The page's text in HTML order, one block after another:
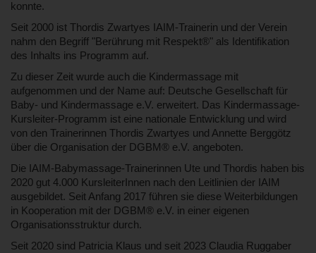
konnte.
Seit 2000 ist Thordis Zwartyes IAIM-Trainerin und der Verein
nahm den Begriff "Berührung mit Respekt®" als Identifikation
des Inhalts ins Programm auf.
Zu dieser Zeit wurde auch die Kindermassage mit
aufgenommen und der Name auf: Deutsche Gesellschaft für
Baby- und Kindermassage e.V. erweitert. Das Kindermassage-
Kursleiter-Programm ist eine nationale Entwicklung und wird
von den Trainerinnen Thordis Zwartyes und Annette Berggötz
über die Organisation der DGBM® e.V. angeboten.
Die IAIM-Babymassage-Trainerinnen Ute und Thordis haben bis
2020 gut 4.000 KursleiterInnen nach den Leitlinien der IAIM
ausgebildet. Seit Anfang 2017 führen sie diese Weiterbildungen
in Kooperation mit der DGBM® e.V. in einer eigenen
Organisationsstruktur durch.
Seit 2020 sind Patricia Klaus und seit 2023 Claudia Ruggaber